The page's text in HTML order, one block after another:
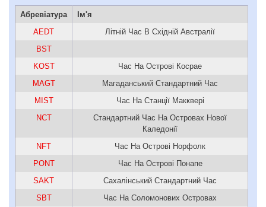
Абревіатура
Ім'я
AEDT
Літній Час В Східній Австралії
BST
KOST
Час На Острові Косрае
MAGT
Магаданський Стандартний Час
MIST
Час На Станції Макквері
NCT
Стандартний Час На Островах Нової
Каледонії
NFT
Час На Острові Норфолк
PONT
Час На Острові Понапе
SAKT
Сахалінський Стандартний Час
SBT
Час На Соломонових Островах